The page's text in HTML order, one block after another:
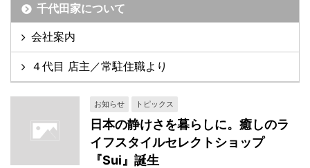
千代田家について
会社案内
４代目 店主／常駐住職より
お知らせ トピックス
日本の静けさを暮らしに。癒しのラ
イフスタイルセレクトショップ
『Sui』誕生